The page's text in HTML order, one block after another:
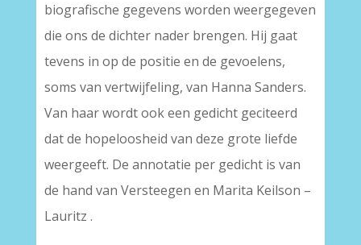
biografische gegevens worden weergegeven
die ons de dichter nader brengen. Hij gaat
tevens in op de positie en de gevoelens,
soms van vertwijfeling, van Hanna Sanders.
Van haar wordt ook een gedicht geciteerd
dat de hopeloosheid van deze grote liefde
weergeeft. De annotatie per gedicht is van
de hand van Versteegen en Marita Keilson –
Lauritz .